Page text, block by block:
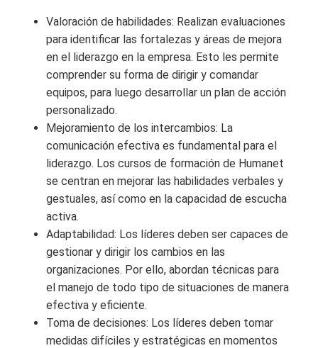
Valoración de habilidades: Realizan evaluaciones
para identificar las fortalezas y áreas de mejora
en el liderazgo en la empresa. Esto les permite
comprender su forma de dirigir y comandar
equipos, para luego desarrollar un plan de acción
personalizado.
Mejoramiento de los intercambios: La
comunicación efectiva es fundamental para el
liderazgo. Los cursos de formación de Humanet
se centran en mejorar las habilidades verbales y
gestuales, así como en la capacidad de escucha
activa.
Adaptabilidad: Los líderes deben ser capaces de
gestionar y dirigir los cambios en las
organizaciones. Por ello, abordan técnicas para
el manejo de todo tipo de situaciones de manera
efectiva y eficiente.
Toma de decisiones: Los líderes deben tomar
medidas difíciles y estratégicas en momentos